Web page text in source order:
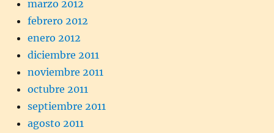
marzo 2012
febrero 2012
enero 2012
diciembre 2011
noviembre 2011
octubre 2011
septiembre 2011
agosto 2011